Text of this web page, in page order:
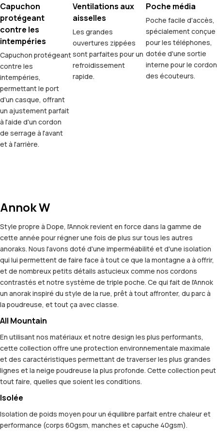
Capuchon
protégeant
contre les
intempéries
Capuchon protégeant
contre les
intempéries,
permettant le port
d'un casque, offrant
un ajustement parfait
à l'aide d'un cordon
de serrage à l'avant
et à l'arrière.
Ventilations aux
aisselles
Les grandes
ouvertures zippées
sont parfaites pour un
refroidissement
rapide.
Poche média
Poche facile d'accès,
spécialement conçue
pour les téléphones,
dotée d'une sortie
interne pour le cordon
des écouteurs.
Annok W
Style propre à Dope, l'Annok revient en force dans la gamme de
cette année pour régner une fois de plus sur tous les autres
anoraks. Nous l'avons doté d'une imperméabilité et d'une isolation
qui lui permettent de faire face à tout ce que la montagne a à offrir,
et de nombreux petits détails astucieux comme nos cordons
contrastés et notre système de triple poche. Ce qui fait de l'Annok
un anorak inspiré du style de la rue, prêt à tout affronter, du parc à
la poudreuse, et tout ça avec classe.
All Mountain
En utilisant nos matériaux et notre design les plus performants,
cette collection offre une protection environnementale maximale
et des caractéristiques permettant de traverser les plus grandes
lignes et la neige poudreuse la plus profonde. Cette collection peut
tout faire, quelles que soient les conditions.
Isolée
Isolation de poids moyen pour un équilibre parfait entre chaleur et
performance (corps 60gsm, manches et capuche 40gsm).